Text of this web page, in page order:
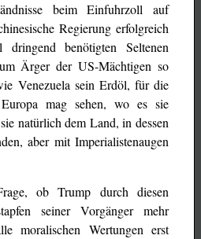
beim Einfuhrzoll auf
Regierung erfolgreich
benötigten Seltenen
Ärger der US-Mächtigen so
Venezuela sein Erdöl, für die
mag sehen, wo es sie
natürlich dem Land, in dessen
aber mit Imperialistenaugen
ob Trump durch diesen
seiner Vorgänger mehr
moralischen Wertungen erst